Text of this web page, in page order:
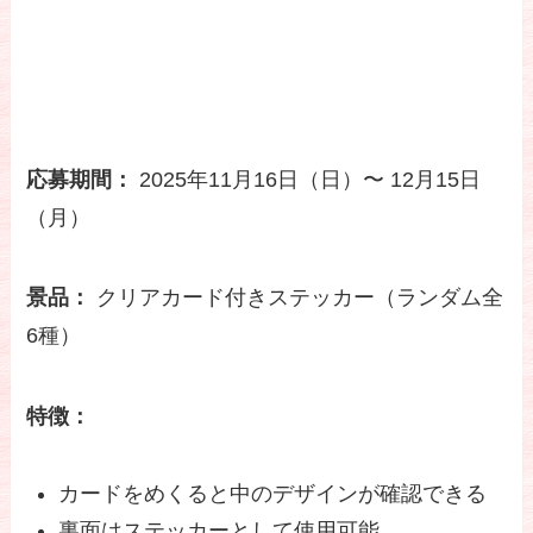
応募期間：
2025年11月16日（日）〜 12月15日
（月）
景品：
クリアカード付きステッカー（ランダム全
6種）
特徴：
カードをめくると中のデザインが確認できる